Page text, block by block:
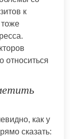
к
относиться
как у
сказать: